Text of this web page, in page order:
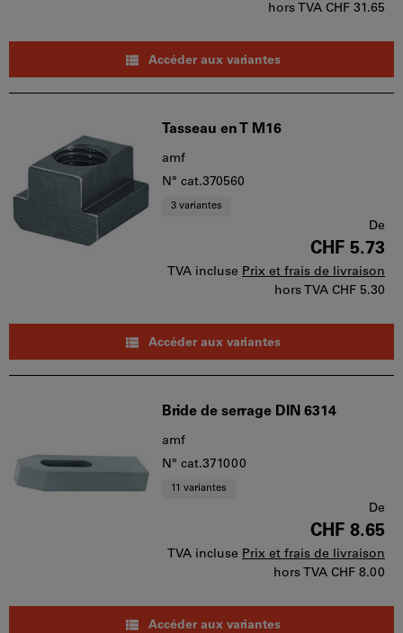
hors TVA CHF 31.65
Accéder aux variantes
Tasseau en T M16
amf
N° cat.370560
3 variantes
De
CHF 5.73
TVA incluse Prix et frais de livraison
hors TVA CHF 5.30
Accéder aux variantes
Bride de serrage DIN 6314
amf
N° cat.371000
11 variantes
De
CHF 8.65
TVA incluse Prix et frais de livraison
hors TVA CHF 8.00
Accéder aux variantes